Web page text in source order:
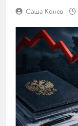
Саша Конев